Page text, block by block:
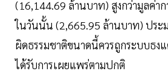
(16,144.69 ล้านบาท) สูงกว่ามูลค่า
ในวันนั้น (2,665.95 ล้านบาท) ประ
ผิดธรรมชาติขนาดนี้ควรถูกระบบธง
ได้รับการเผยแพร่ตามปกติ